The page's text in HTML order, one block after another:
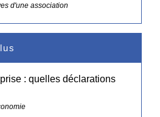
d'une association
: quelles déclarations